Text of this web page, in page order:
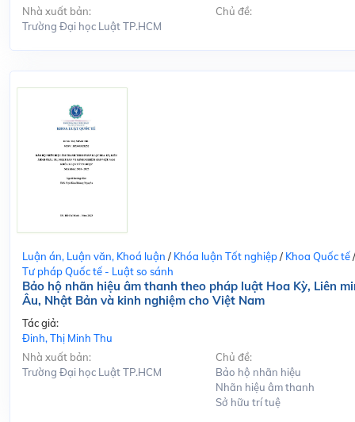
Nhà xuất bản:
Trường Đại học Luật TP.HCM
Chủ đề:
Luận án, Luận văn, Khoá luận / Khóa luận Tốt nghiệp/ Khoa Quốc tế/
Tư pháp Quốc tế - Luật so sánh
Bảo hộ nhãn hiệu âm thanh theo pháp luật Hoa Kỳ, Liên
Âu, Nhật Bản và kinh nghiệm cho Việt Nam
Tác giả:
Đinh, Thị Minh Thu
Nhà xuất bản:
Trường Đại học Luật TP.HCM
Chủ đề:
Bảo hộ nhãn hiệu
Nhãn hiệu âm thanh
Sở hữu trí tuệ